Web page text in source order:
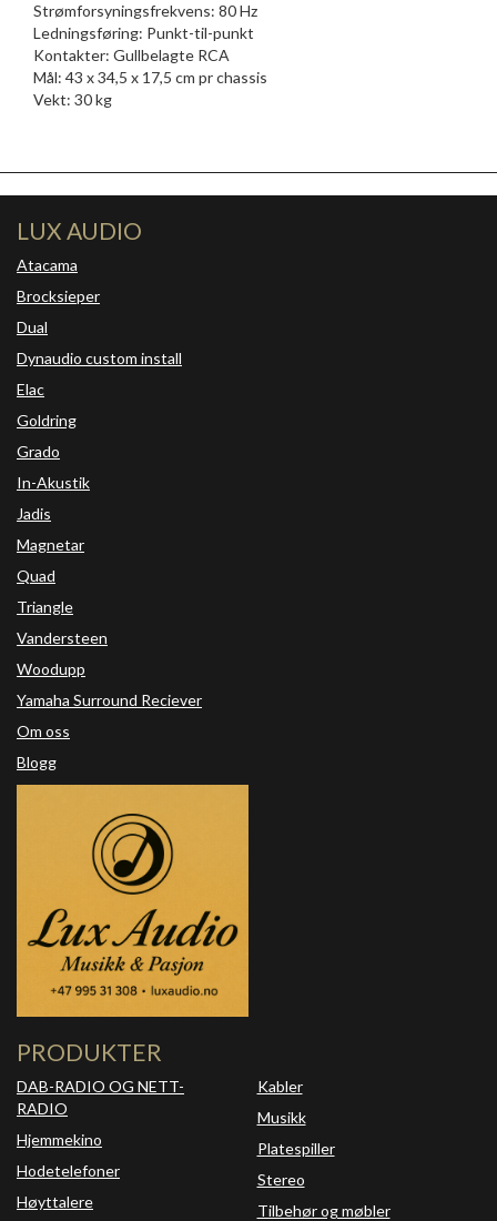
Strømforsyningsfrekvens: 80 Hz
Ledningsføring: Punkt-til-punkt
Kontakter: Gullbelagte RCA
Mål: 43 x 34,5 x 17,5 cm pr chassis
Vekt: 30 kg
LUX AUDIO
Atacama
Brocksieper
Dual
Dynaudio custom install
Elac
Goldring
Grado
In-Akustik
Jadis
Magnetar
Quad
Triangle
Vandersteen
Woodupp
Yamaha Surround Reciever
Om oss
Blogg
PRODUKTER
DAB-RADIO OG NETT-
RADIO
Hjemmekino
Hodetelefoner
Høyttalere
Kabler
Musikk
Platespiller
Stereo
Tilbehør og møbler